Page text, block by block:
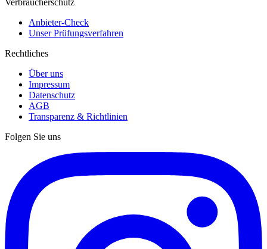
Anbieter-Check
Unser Prüfungsverfahren
Rechtliches
Über uns
Impressum
Datenschutz
AGB
Transparenz & Richtlinien
Folgen Sie uns